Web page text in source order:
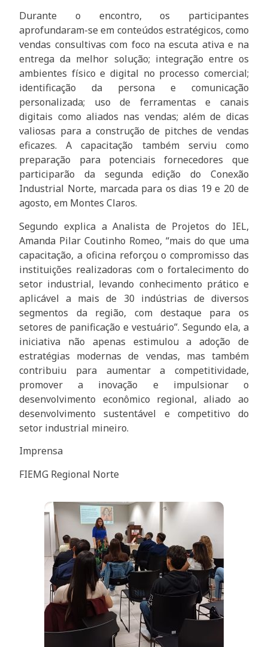
Durante o encontro, os participantes
aprofundaram-se em conteúdos estratégicos, como
vendas consultivas com foco na escuta ativa e na
entrega da melhor solução; integração entre os
ambientes físico e digital no processo comercial;
identificação da persona e comunicação
personalizada; uso de ferramentas e canais
digitais como aliados nas vendas; além de dicas
valiosas para a construção de pitches de vendas
eficazes. A capacitação também serviu como
preparação para potenciais fornecedores que
participarão da segunda edição do Conexão
Industrial Norte, marcada para os dias 19 e 20 de
agosto, em Montes Claros.
Segundo explica a Analista de Projetos do IEL,
Amanda Pilar Coutinho Romeo, “mais do que uma
capacitação, a oficina reforçou o compromisso das
instituições realizadoras com o fortalecimento do
setor industrial, levando conhecimento prático e
aplicável a mais de 30 indústrias de diversos
segmentos da região, com destaque para os
setores de panificação e vestuário”. Segundo ela, a
iniciativa não apenas estimulou a adoção de
estratégias modernas de vendas, mas também
contribuiu para aumentar a competitividade,
promover a inovação e impulsionar o
desenvolvimento econômico regional, aliado ao
desenvolvimento sustentável e competitivo do
setor industrial mineiro.
Imprensa
FIEMG Regional Norte